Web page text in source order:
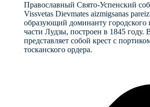
Православный Свято-Успенский
Vissvetas Dievmates aizmigsanas
образующий доминанту городского
части Лудзы, построен в 1845 году.
представляет собой крест с
тосканского ордера.